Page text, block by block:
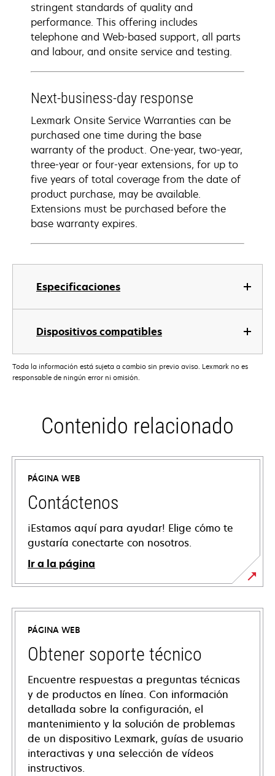
Especificaciones
Dispositivos compatibles
stringent standards of quality and
performance. This offering includes
telephone and Web-based support, all parts
and labour, and onsite service and testing.
Next-business-day response
Lexmark Onsite Service Warranties can be
purchased one time during the base
warranty of the product. One-year, two-year,
three-year or four-year extensions, for up to
five years of total coverage from the date of
product purchase, may be available.
Extensions must be purchased before the
base warranty expires.
Toda la información está sujeta a cambio sin previo aviso. Lexmark no es
responsable de ningún error ni omisión.
Contenido relacionado
PÁGINA WEB
Contáctenos
¡Estamos aquí para ayudar! Elige cómo te
gustaría conectarte con nosotros.
Ir a la página
PÁGINA WEB
Obtener soporte técnico
Encuentre respuestas a preguntas técnicas
y de productos en línea. Con información
detallada sobre la configuración, el
mantenimiento y la solución de problemas
de un dispositivo Lexmark, guías de usuario
interactivas y una selección de vídeos
instructivos.